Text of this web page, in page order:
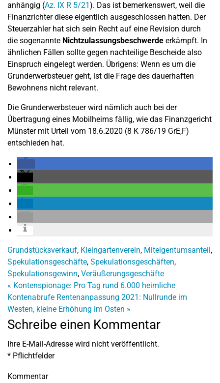
anhängig (Az. IX R 5/21). Das ist bemerkenswert, weil die
Finanzrichter diese eigentlich ausgeschlossen hatten. Der
Steuerzahler hat sich sein Recht auf eine Revision durch
die sogenannte Nichtzulassungsbeschwerde erkämpft. In
ähnlichen Fällen sollte gegen nachteilige Bescheide also
Einspruch eingelegt werden. Übrigens: Wenn es um die
Grunderwerbsteuer geht, ist die Frage des dauerhaften
Bewohnens nicht relevant.
Die Grunderwerbsteuer wird nämlich auch bei der
Übertragung eines Mobilheims fällig, wie das Finanzgericht
Münster mit Urteil vom 18.6.2020 (8 K 786/19 GrE,F)
entschieden hat.
Grundstücksverkauf, Kleingartenverein, Miteigentumsanteil,
Spekulationsgeschäfte, Spekulationsgeschäften,
Spekulationsgewinn, Veräußerungsgeschäfte
« Kontenspionage: Pro Tag rund 6.000 heimliche
Kontenabrufe Rentenanpassung 2021: Nullrunde im
Westen, kleine Erhöhung im Osten »
Schreibe einen Kommentar
Ihre E-Mail-Adresse wird nicht veröffentlicht.
* Pflichtfelder
Kommentar